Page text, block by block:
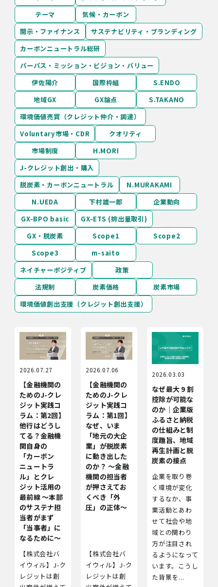
テーマ
気候・カーボン
開示・ファイナンス
サステナビリティ・ブランディング
カーボンニュートラル総研
パーパス・ミッション・ビジョン・バリュー
伊佐陽介
国際枠組
S.ENDO
地域GX
GX論点
S.TAKANO
環境価値売買（クレジット仲介・調達）
Voluntary市場・CDR
クオリティ
市場制度
H.MORI
J-クレジット創出・購入
脱炭素・カーボンニュートラル
N.MURAKAMI
N.UEDA
下村雄一郎
企業動向
GX-BPO basic
GX-ETS (排出量取引)
GX・脱炭素
Scope1
Scope2
Scope3
m-saito
ネイチャーポジティブ
政策
法規制
炭素価格
炭素市場
環境価値創出支援（クレジット創出支援）
2026.07.27
【金融機関の
ためのJ-クレ
ジット実践コ
ラム：第2回】
他行はどうし
てる？金融機
関自身の
「カーボン
ニュートラ
ル」とクレ
ジット活用の
最前線 〜本部
のサステナ担
当者がまず
「当事者」に
なるために〜
【株式会社バ
イウィル】J-ク
レジットは創
2026.07.06
【金融機関の
ためのJ-クレ
ジット実践コ
ラム：第1回】
なぜ、いま
「地元の大企
業」が脱炭素
に動き出した
のか？ 〜金融
機関の担当者
が押さえてお
くべき「外
圧」の正体〜
【株式会社バ
イウィル】J-ク
レジットは創
2026.03.03
なぜ最大 9 割
控除が可能な
のか｜企業版
ふるさと納税
の仕組みと制
度趣旨、地域
再生計画と脱
炭素の接点
企業を取り巻
く環境が変化
するなか、事
業活動とあわ
せて社会や地
域との関わり
方が注目され
るようになって
います。こうし
た背景を...